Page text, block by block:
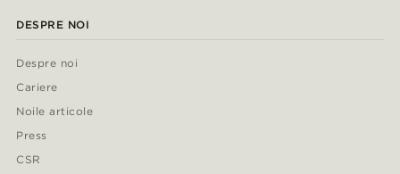
DESPRE NOI
Despre noi
Cariere
Noile articole
Press
CSR